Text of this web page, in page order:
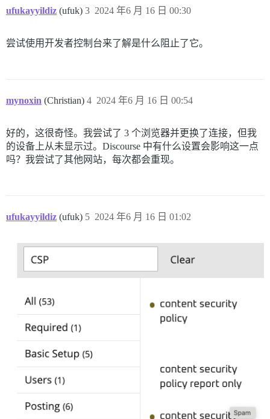
ufukayyildiz (ufuk) 2024 年6 月 16 日 00:30
3
尝试使用开发者控制台来了解是什么阻止了它。
mynoxin (Christian) 2024 年6 月 16 日 00:54
4
好的，这很奇怪。我尝试了 3 个浏览器并更换了连接，但我
的设备上从未显示过。Discourse 中有什么设置会影响这一点
吗？我尝试了其他网站，每次都会重现。
ufukayyildiz (ufuk) 2024 年6 月 16 日 01:02
5